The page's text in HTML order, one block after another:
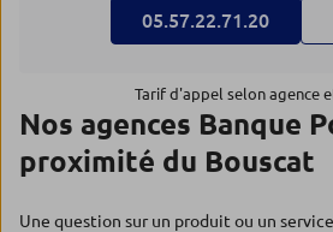
05.57.22.71.20
Tarif d'appel selon agence
Nos agences Banque
proximité du Bouscat
Une question sur un produit ou un